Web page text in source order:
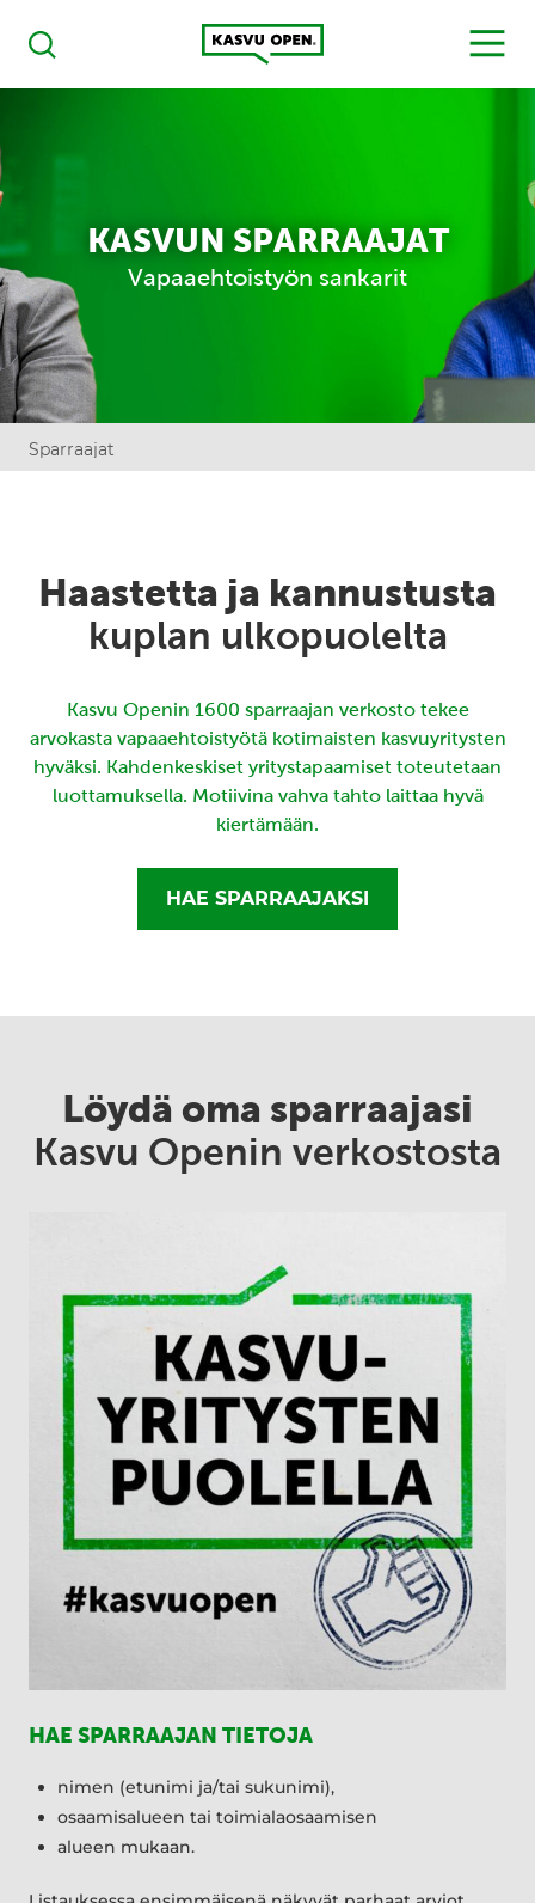
Haku
Kasvu Open
MENU
KASVUN SPARRAAJAT
Vapaaehtoistyön sankarit
Sparraajat
Haastetta ja kannustusta
kuplan ulkopuolelta
Kasvu Openin 1600 sparraajan verkosto tekee
arvokasta vapaaehtoistyötä kotimaisten kasvuyritysten
hyväksi. Kahdenkeskiset yritystapaamiset toteutetaan
luottamuksella. Motiivina vahva tahto laittaa hyvä
kiertämään.
HAE SPARRAAJAKSI
Löydä oma sparraajasi
Kasvu Openin verkostosta
HAE SPARRAAJAN TIETOJA
nimen (etunimi ja/tai sukunimi),
osaamisalueen tai toimialaosaamisen
alueen mukaan.